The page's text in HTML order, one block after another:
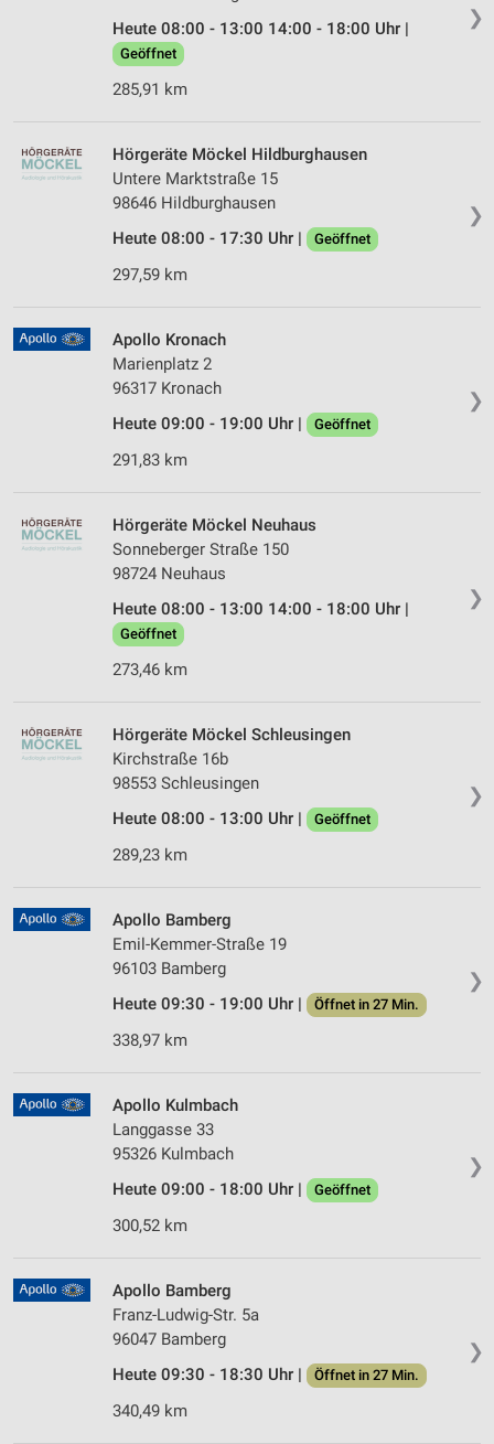
❯
Heute 08:00 - 13:00 14:00 - 18:00 Uhr |
Geöffnet
285,91 km
❯
Hörgeräte Möckel Hildburghausen
Untere Marktstraße 15
98646 Hildburghausen
Heute 08:00 - 17:30 Uhr |
Geöffnet
297,59 km
❯
Apollo Kronach
Marienplatz 2
96317 Kronach
Heute 09:00 - 19:00 Uhr |
Geöffnet
291,83 km
❯
Hörgeräte Möckel Neuhaus
Sonneberger Straße 150
98724 Neuhaus
Heute 08:00 - 13:00 14:00 - 18:00 Uhr |
Geöffnet
273,46 km
❯
Hörgeräte Möckel Schleusingen
Kirchstraße 16b
98553 Schleusingen
Heute 08:00 - 13:00 Uhr |
Geöffnet
289,23 km
❯
Apollo Bamberg
Emil-Kemmer-Straße 19
96103 Bamberg
Heute 09:30 - 19:00 Uhr |
Öffnet in 27 Min.
338,97 km
❯
Apollo Kulmbach
Langgasse 33
95326 Kulmbach
Heute 09:00 - 18:00 Uhr |
Geöffnet
300,52 km
❯
Apollo Bamberg
Franz-Ludwig-Str. 5a
96047 Bamberg
Heute 09:30 - 18:30 Uhr |
Öffnet in 27 Min.
340,49 km